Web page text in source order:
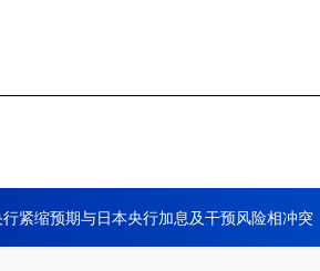
紧缩预期与日本央行加息及干预风险相冲突